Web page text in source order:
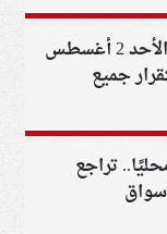
أسعار الذهب اليوم الأحد 2 أغسطس
جميع
تراجع